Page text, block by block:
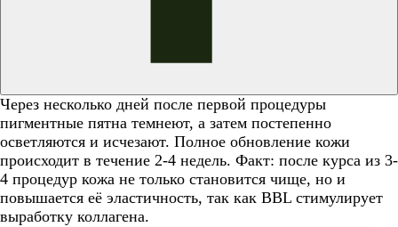
Через несколько дней после первой процедуры
пигментные пятна темнеют, а затем постепенно
осветляются и исчезают. Полное обновление кожи
происходит в течение 2-4 недель. Факт: после курса из 3-
4 процедур кожа не только становится чище, но и
повышается её эластичность, так как BBL стимулирует
выработку коллагена.